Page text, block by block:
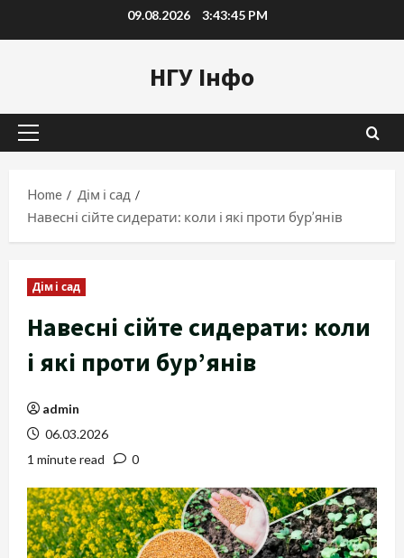
to
09.08.2026 3:43:46 PM
НГУ Інфо
Primary
Home
Дім і сад
Навесні сійте сидерати: коли і які проти бур’янів
Дім і сад
Навесні сійте сидерати: коли
і які проти бур’янів
admin
06.03.2026
1 minute read
0